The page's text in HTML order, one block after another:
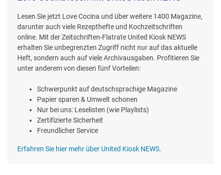
Lesen Sie jetzt Love Cocina und über weitere 1400 Magazine,
darunter auch viele Rezepthefte und Kochzeitschriften
online. Mit der Zeitschriften-Flatrate United Kiosk NEWS
erhalten Sie unbegrenzten Zugriff nicht nur auf das aktuelle
Heft, sondern auch auf viele Archivausgaben. Profitieren Sie
unter anderem von diesen fünf Vorteilen:
Schwerpunkt auf deutschsprachige Magazine
Papier sparen & Umwelt schonen
Nur bei uns: Leselisten (wie Playlists)
Zertifizierte Sicherheit
Freundlicher Service
Erfahren Sie hier mehr über United Kiosk NEWS.